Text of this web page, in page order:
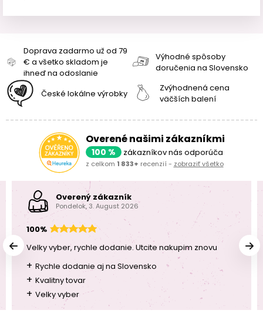
Doprava zadarmo už od 79
€ a všetko skladom je
ihneď na odoslanie
Výhodné spôsoby
doručenia na Slovensko
České lokálne výrobky
Zvýhodnená cena
väčších balení
Overené našimi zákazníkmi
100 % zákazníkov nás odporúča
z celkom 1 833+ recenzií - zobraziť všetko
Overený zákazník
Pondelok, 3. August 2026
100%
Velky vyber, rychle dodanie. Utcite nakupim znovu
+ Rychle dodanie aj na Slovensko
+ Kvalitny tovar
+ Velky vyber